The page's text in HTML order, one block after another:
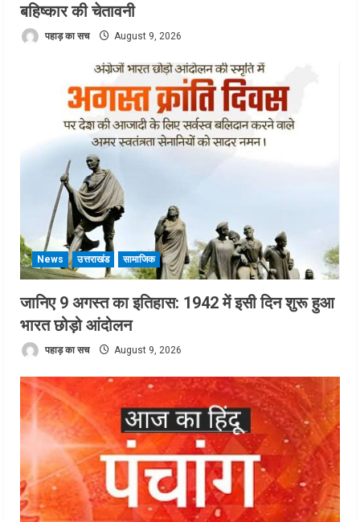
बहिष्कार की चेतावनी
पहाड़ का सच August 9, 2026
News उत्तराखंड सामाजिक
जानिए 9 अगस्त का इतिहास: 1942 में इसी दिन शुरू हुआ
भारत छोड़ो आंदोलन
पहाड़ का सच August 9, 2026